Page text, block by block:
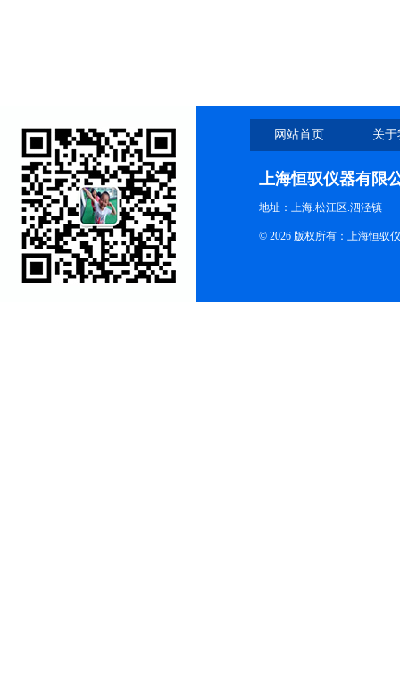
网站首页 关
上海恒驭仪器有限
地址：上海.松江区.泗泾镇
© 2026 版权所有：上海恒驭